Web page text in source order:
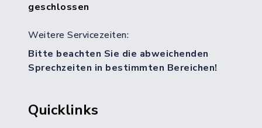
geschlossen
Weitere Servicezeiten:
Bitte beachten Sie die abweichenden
Sprechzeiten in bestimmten Bereichen!
Quicklinks